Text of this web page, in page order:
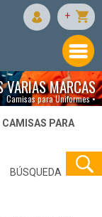
+
VARIAS MARCAS
Camisas para Uniformes •
CAMISAS PARA
BÚSQUEDA